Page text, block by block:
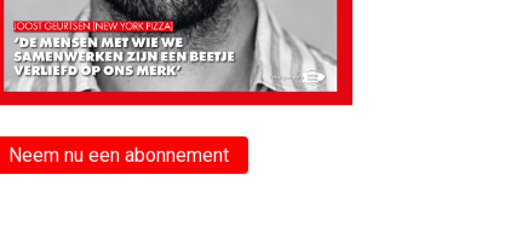
Neem nu een abonnement